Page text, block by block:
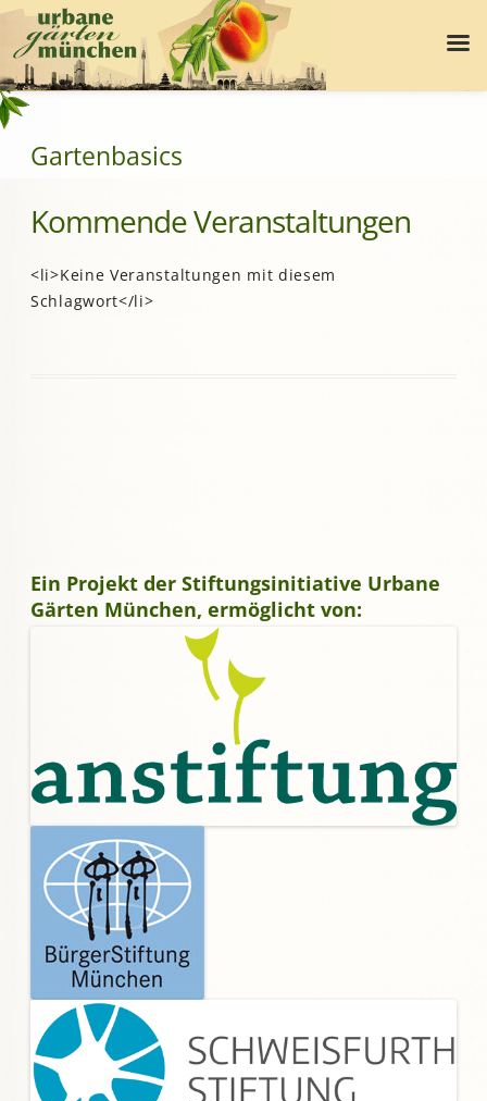
Gartenbasics
Kommende Veranstaltungen
<li>Keine Veranstaltungen mit diesem
Schlagwort</li>
Ein Projekt der Stiftungsinitiative Urbane
Gärten München, ermöglicht von: